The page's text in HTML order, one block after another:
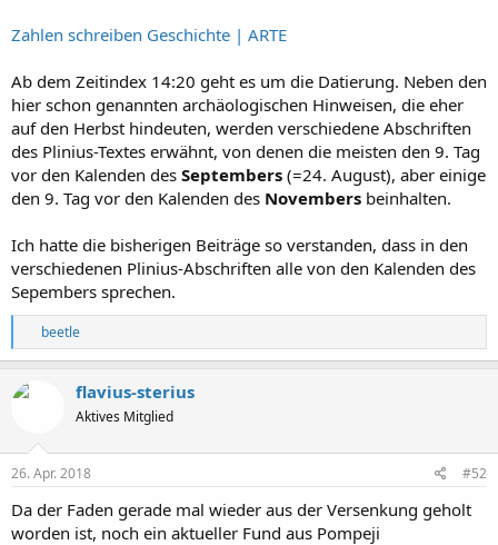
Zahlen schreiben Geschichte | ARTE
Ab dem Zeitindex 14:20 geht es um die Datierung. Neben den
hier schon genannten archäologischen Hinweisen, die eher
auf den Herbst hindeuten, werden verschiedene Abschriften
des Plinius-Textes erwähnt, von denen die meisten den 9. Tag
vor den Kalenden des Septembers (=24. August), aber einige
den 9. Tag vor den Kalenden des Novembers beinhalten.
Ich hatte die bisherigen Beiträge so verstanden, dass in den
verschiedenen Plinius-Abschriften alle von den Kalenden des
Sepembers sprechen.
R
e
a
n
e
:
beetle
flavius-sterius
Aktives Mitglied
26. Apr. 2018 #52
Da der Faden gerade mal wieder aus der Versenkung geholt
worden ist, noch ein aktueller Fund aus Pompeji